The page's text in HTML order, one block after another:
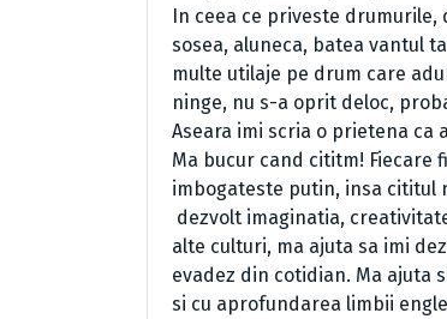
In ceea ce priveste
sosea, aluneca, batea vantul
multe utilaje pe drum care
ninge, nu s-a oprit deloc,
Aseara imi scria o prietena ca
Ma bucur cand cititm! Fiecare
imbogateste putin, insa cititul
dezvolt imaginatia,
alte culturi, ma ajuta sa imi
evadez din cotidian. Ma ajuta
si cu aprofundarea limbii